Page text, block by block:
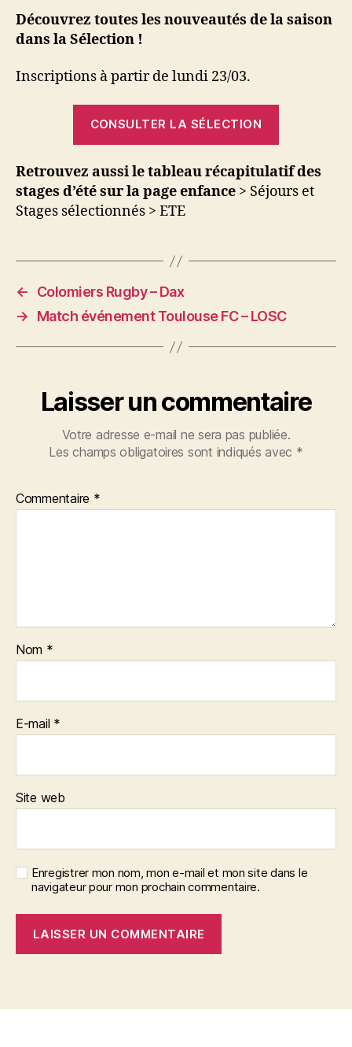
Découvrez toutes les nouveautés de la saison
dans la Sélection !
Inscriptions à partir de lundi 23/03.
CONSULTER LA SÉLECTION
Retrouvez aussi le tableau récapitulatif des
stages d’été sur la page enfance > Séjours et
Stages sélectionnés > ETE
←
Colomiers Rugby – Dax
→
Match événement Toulouse FC – LOSC
Laisser un commentaire
Votre adresse e-mail ne sera pas publiée.
Les champs obligatoires sont indiqués avec *
Commentaire *
Nom *
E-mail *
Site web
Enregistrer mon nom, mon e-mail et mon site dans le
navigateur pour mon prochain commentaire.